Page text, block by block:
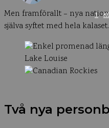
1
Men framförallt – nya
själva syftet med hela kalaset.
Två nya